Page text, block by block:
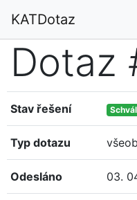
KATDotaz
Dotaz
Stav řešení
Typ dotazu
Odesláno 03.